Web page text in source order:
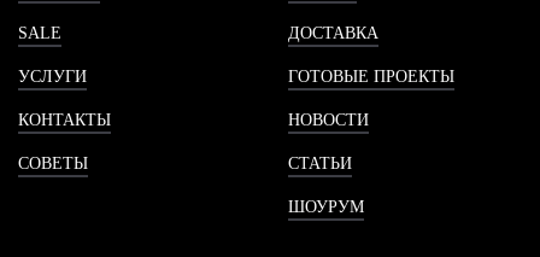
SALE
УСЛУГИ
КОНТАКТЫ
СОВЕТЫ
ДОСТАВКА
ГОТОВЫЕ ПРОЕКТЫ
НОВОСТИ
СТАТЬИ
ШОУРУМ